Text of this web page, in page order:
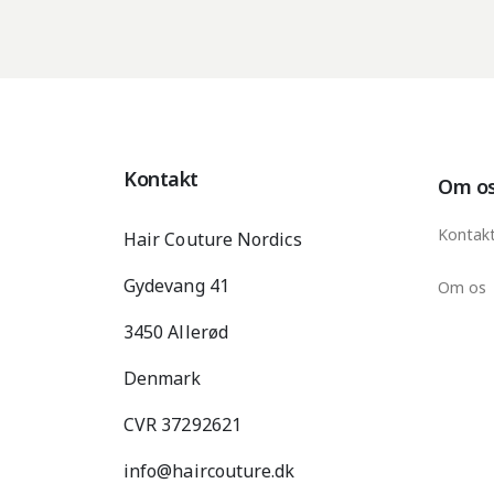
Kontakt
Hair Couture Nordics
Gydevang 41
3450 Allerød
Denmark
CVR 37292621
info@haircouture.dk
Om
Om os